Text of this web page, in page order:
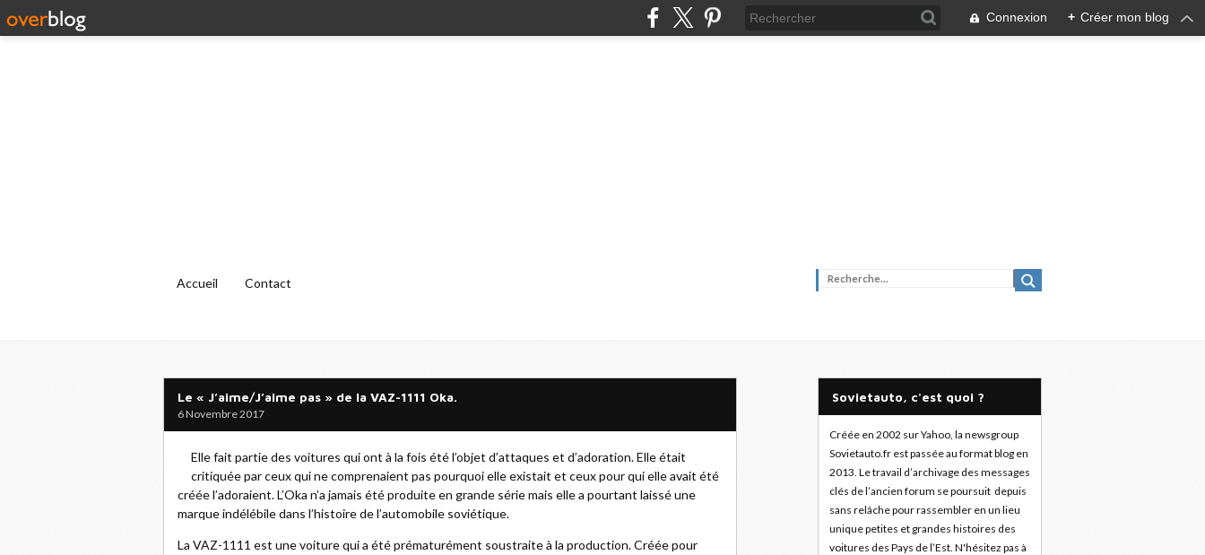
Connexion + Créer mon blog
Accueil Contact
Le « J’aime/J’aime pas » de la VAZ-1111 Oka.
6 Novembre 2017
Elle fait partie des voitures qui ont à la fois été l’objet d’attaques et d’adoration. Elle était
critiquée par ceux qui ne comprenaient pas pourquoi elle existait et ceux pour qui elle avait été
créée l’adoraient. L’Oka n’a jamais été produite en grande série mais elle a pourtant laissé une
marque indélébile dans l’histoire de l’automobile soviétique.
La VAZ-1111 est une voiture qui a été prématurément soustraite à la production. Créée pour
Sovietauto, c'est quoi ?
Créée en 2002 sur Yahoo, la newsgroup
Sovietauto.fr est passée au format blog en
2013. Le travail d’archivage des messages
clés de l’ancien forum se poursuit depuis
sans relâche pour rassembler en un lieu
unique petites et grandes histoires des
voitures des Pays de l’Est. N'hésitez pas à